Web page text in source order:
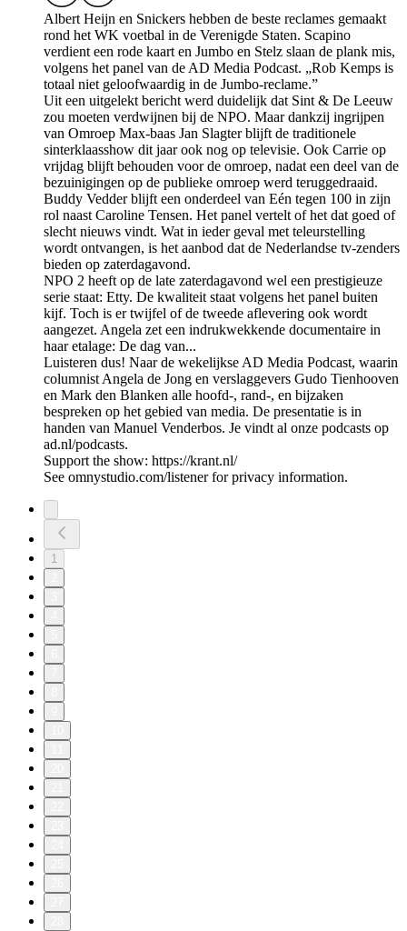
Albert Heijn en Snickers hebben de beste reclames gemaakt
rond het WK voetbal in de Verenigde Staten. Scapino
verdient een rode kaart en Jumbo en Stelz slaan de plank mis,
volgens het panel van de AD Media Podcast. „Rob Kemps is
totaal niet geloofwaardig in de Jumbo-reclame.”
Uit een uitgelekt bericht werd duidelijk dat Sint & De Leeuw
zou moeten verdwijnen bij de NPO. Maar dankzij ingrijpen
van Omroep Max-baas Jan Slagter blijft de traditionele
sinterklaasshow dit jaar ook nog op televisie. Ook Carrie op
vrijdag blijft behouden voor de omroep, nadat een deel van de
bezuinigingen op de publieke omroep werd teruggedraaid.
Buddy Vedder blijft een onderdeel van Eén tegen 100 in zijn
rol naast Caroline Tensen. Het panel vertelt of het dat goed of
slecht nieuws vindt. Wat in ieder geval met teleurstelling
wordt ontvangen, is het aanbod dat de Nederlandse tv-zenders
bieden op zaterdagavond.
NPO 2 heeft op de late zaterdagavond wel een prestigieuze
serie staat: Etty. De kwaliteit staat volgens het panel buiten
kijf. Toch is er twijfel of de tweede aflevering ook wordt
aangezet. Angela zet een indrukwekkende documentaire in
haar etalage: De dag van...
Luisteren dus! Naar de wekelijkse AD Media Podcast, waarin
columnist Angela de Jong en verslaggevers Gudo Tienhooven
en Mark den Blanken alle hoofd-, rand-, en bijzaken
bespreken op het gebied van media. De presentatie is in
handen van Manuel Venderbos. Je vindt al onze podcasts op
ad.nl/podcasts.
Support the show: https://krant.nl/
See omnystudio.com/listener for privacy information.
1